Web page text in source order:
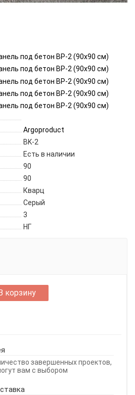
Argoproduct
BK-2
Есть в наличии
90
90
Кварц
Серый
3
НГ
корзину
завершенных проектов,
вам с выбором